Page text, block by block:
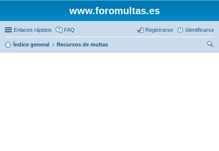
www.foromultas.es
Enlaces rápidos FAQ Identificarse
Registrarse
Índice general
Recursos de multas